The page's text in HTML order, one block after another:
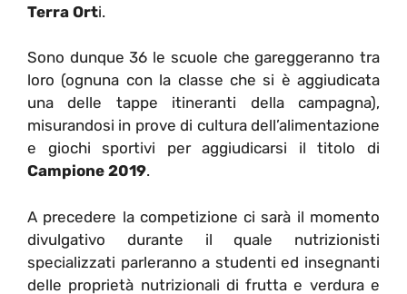
Terra Orti.
Sono dunque 36 le scuole che gareggeranno tra
loro (ognuna con la classe che si è aggiudicata
una delle tappe itineranti della campagna),
misurandosi in prove di cultura dell’alimentazione
e giochi sportivi per aggiudicarsi il titolo di
Campione 2019.
A precedere la competizione ci sarà il momento
divulgativo durante il quale nutrizionisti
specializzati parleranno a studenti ed insegnanti
delle proprietà nutrizionali di frutta e verdura e